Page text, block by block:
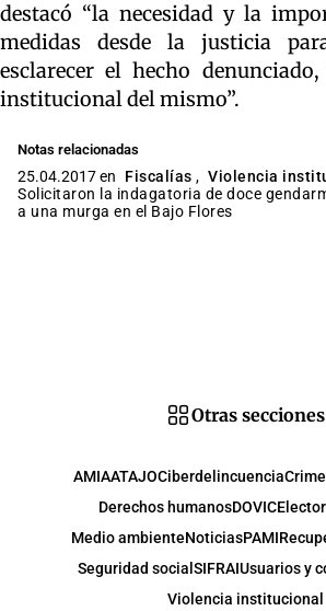
destacó “la necesidad y la
medidas desde la justicia
esclarecer el hecho
institucional del mismo”.
Notas relacionadas
25.04.2017 en Fiscalías , Violencia
Solicitaron la indagatoria de doce
a una murga en el Bajo Flores
Otras secciones
AMIAATAJOCiberdelincuencia
Derechos humanosDOVIC
Medio ambienteNoticiasPAMI
Seguridad social SIFRAIUsuarios y
Violencia institucional